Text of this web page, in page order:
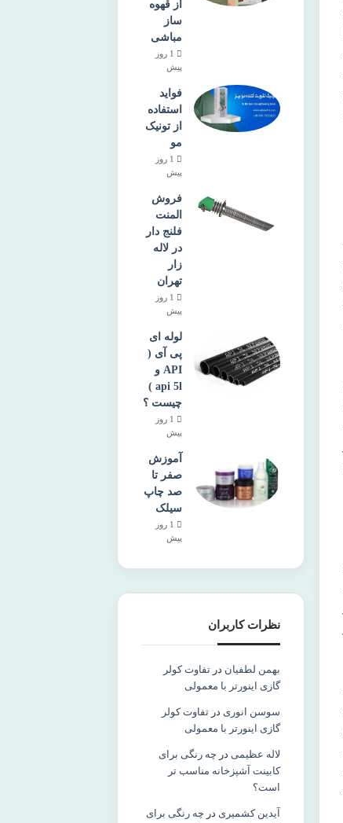
از قهوه
ساز
مباشی
1 روز
پیش
فواید
استفاده
از تونیک
مو
1 روز
پیش
فروش
المنت
فلنج دار
در لاله
زار
تهران
1 روز
پیش
لوله ای
پی آی (
API و
api 5l )
چیست ؟
1 روز
پیش
آموزش
صفر تا
صد چاپ
سیلک
1 روز
پیش
نظرات کاربران
بهمن لطفیان در تفاوت کولر
گازی اینورتر با معمولی
سوسن انوریدر تفاوت کولر
گازی اینورتر با معمولی
لاله عظیمی در چه رنگی برای
کابینت آشپزخانه مناسب‌ تر
است؟
آیدین کشمیریدر چه رنگی برای